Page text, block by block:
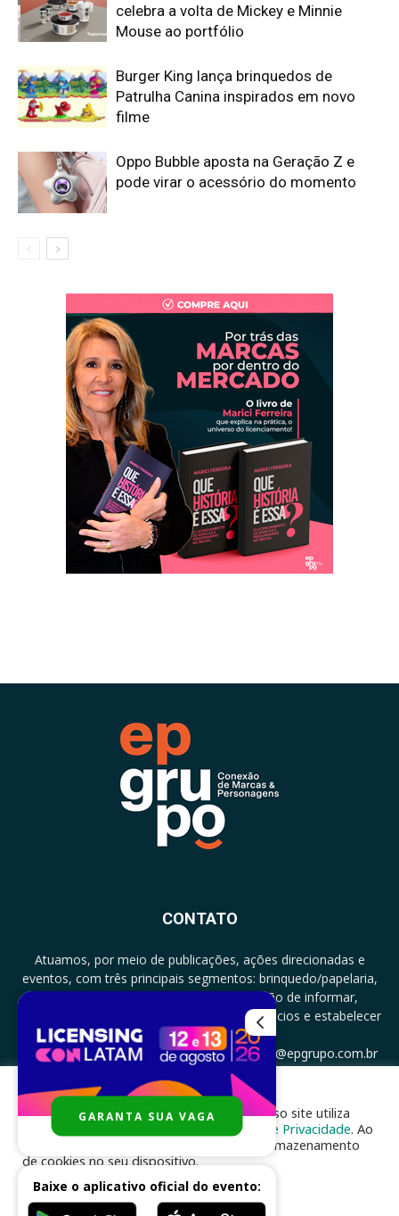
celebra a volta de Mickey e Minnie
Mouse ao portfólio
Burger King lança brinquedos de
Patrulha Canina inspirados em novo
filme
Oppo Bubble aposta na Geração Z e
pode virar o acessório do momento
CONTATO
Atuamos, por meio de publicações, ações direcionadas e
eventos, com três principais segmentos: brinquedo/papelaria,
licenciamento e zero a três com a missão de informar,
documentar, proporcionar encontro de negócios e estabelecer
parcerias.
CONTATO: +5511994513097 - atendimento@epgrupo.com.br
SIGA-NOS
Para melhor experiência e navegação, nosso site utiliza
cookies, de acordo com a nossa
Política de Privacidade. Ao
clicar em “aceito”, você concorda com o armazenamento
de cookies no seu dispositivo.
ACEITAR
GARANTA SUA VAGA
Baixe o aplicativo oficial do evento: